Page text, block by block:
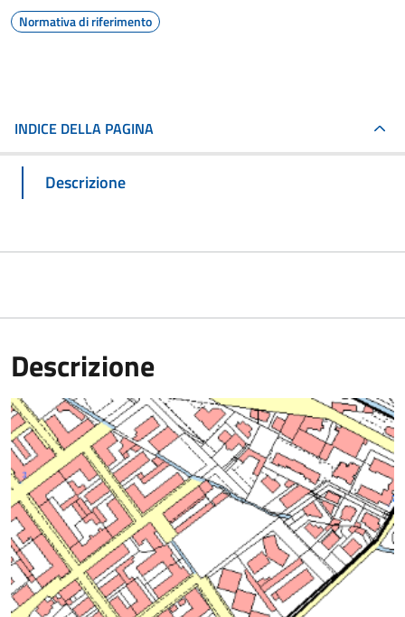
Normativa di riferimento
INDICE DELLA PAGINA
Descrizione
Descrizione